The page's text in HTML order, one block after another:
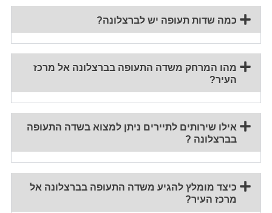
כמה שדות תעופה יש לברצלונה?
מהו המרחק משדה התעופה בברצלונה אל מרכז
העיר?
אילו שירותים לתיירים ניתן למצוא בשדה התעופה
בברצלונה ?
כיצד מומלץ להגיע משדה התעופה בברצלונה אל
מרכז העיר?